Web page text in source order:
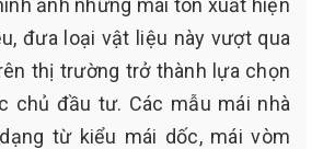
ảnh những mái tôn xuất hiện
đưa loại vật liệu này vượt qua
thị trường trở thành lựa chọn
chủ đầu tư. Các mẫu mái nhà
từ kiểu mái dốc, mái vòm